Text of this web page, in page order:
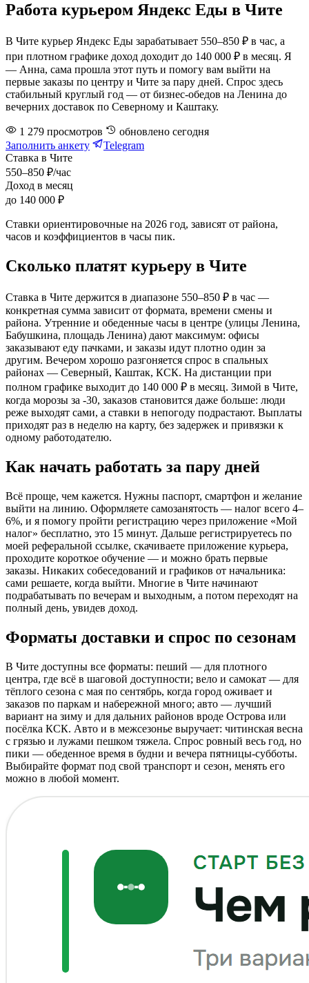
Работа курьером Яндекс Еды в Чите
В Чите курьер Яндекс Еды зарабатывает 550–850 ₽ в час, а
при плотном графике доход доходит до 140 000 ₽ в месяц. Я
— Анна, сама прошла этот путь и помогу вам выйти на
первые заказы по центру и Чите за пару дней. Спрос здесь
стабильный круглый год — от бизнес-обедов на Ленина до
вечерних доставок по Северному и Каштаку.
1 279 просмотров обновлено сегодня
Заполнить анкету
Telegram
Ставка в Чите
550–850 ₽/час
Доход в месяц
до 140 000 ₽
Ставки ориентировочные на 2026 год, зависят от района,
часов и коэффициентов в часы пик.
Сколько платят курьеру в Чите
Ставка в Чите держится в диапазоне 550–850 ₽ в час —
конкретная сумма зависит от формата, времени смены и
района. Утренние и обеденные часы в центре (улицы Ленина,
Бабушкина, площадь Ленина) дают максимум: офисы
заказывают еду пачками, и заказы идут плотно один за
другим. Вечером хорошо разгоняется спрос в спальных
районах — Северный, Каштак, КСК. На дистанции при
полном графике выходит до 140 000 ₽ в месяц. Зимой в Чите,
когда морозы за -30, заказов становится даже больше: люди
реже выходят сами, а ставки в непогоду подрастают. Выплаты
приходят раз в неделю на карту, без задержек и привязки к
одному работодателю.
Как начать работать за пару дней
Всё проще, чем кажется. Нужны паспорт, смартфон и желание
выйти на линию. Оформляете самозанятость — налог всего 4–
6%, и я помогу пройти регистрацию через приложение «Мой
налог» бесплатно, это 15 минут. Дальше регистрируетесь по
моей реферальной ссылке, скачиваете приложение курьера,
проходите короткое обучение — и можно брать первые
заказы. Никаких собеседований и графиков от начальника:
сами решаете, когда выйти. Многие в Чите начинают
подрабатывать по вечерам и выходным, а потом переходят на
полный день, увидев доход.
Форматы доставки и спрос по сезонам
В Чите доступны все форматы: пеший — для плотного
центра, где всё в шаговой доступности; вело и самокат — для
тёплого сезона с мая по сентябрь, когда город оживает и
заказов по паркам и набережной много; авто — лучший
вариант на зиму и для дальних районов вроде Острова или
посёлка КСК. Авто и в межсезонье выручает: читинская весна
с грязью и лужами пешком тяжела. Спрос ровный весь год, но
пики — обеденное время в будни и вечера пятницы-субботы.
Выбирайте формат под свой транспорт и сезон, менять его
можно в любой момент.